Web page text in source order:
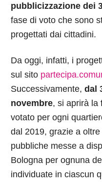
pubblicizzazione dei
fase di voto che sono
progettati dai cittadini.
Da oggi, infatti, i
sul sito
Successivamente,dal
novembre, si aprirà la
votato per ogni
dal 2019, grazie a oltre
pubbliche messe a
Bologna per ognuna
individuate in ciascun